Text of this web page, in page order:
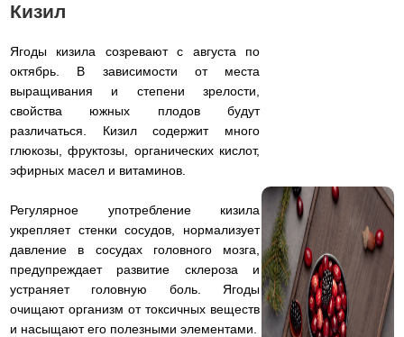
Кизил
Ягоды кизила созревают с августа по
октябрь. В зависимости от места
выращивания и степени зрелости,
свойства южных плодов будут
различаться. Кизил содержит много
глюкозы, фруктозы, органических кислот,
эфирных масел и витаминов.
Регулярное употребление кизила
укрепляет стенки сосудов, нормализует
давление в сосудах головного мозга,
предупреждает развитие склероза и
устраняет головную боль. Ягоды
очищают организм от токсичных веществ
и насыщают его полезными элементами.